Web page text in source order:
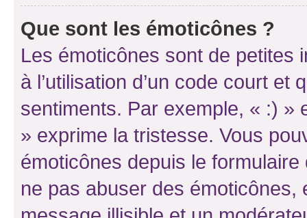
Que sont les émoticônes ?
Les émoticônes sont de petites
à l’utilisation d’un code court et
sentiments. Par exemple, « :) »
» exprime la tristesse. Vous
émoticônes depuis le
ne pas abuser des